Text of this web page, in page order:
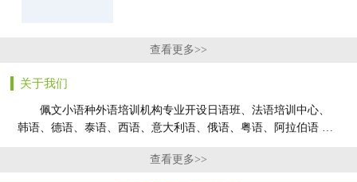
查看更多>>
关于我们
佩文小语种外语培训机构专业开设日语班、法语培训中心、
韩语、德语、泰语、西语、意大利语、俄语、粤语、阿拉伯语 …
查看更多>>